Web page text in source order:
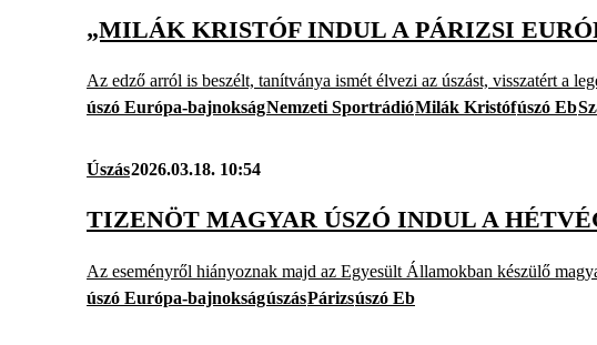
„MILÁK KRISTÓF INDUL A PÁRIZSI
Az edző arról is beszélt, tanítványa ismét élvezi az úszást, visszatért a
úszó Európa-bajnokságNemzeti SportrádióMilák Kristófúszó Eb
Úszás2026.03.18. 10:54
TIZENÖT MAGYAR ÚSZÓ INDUL A
Az eseményről hiányoznak majd az Egyesült Államokban készülő
úszó Európa-bajnokságúszásPárizsúszó Eb